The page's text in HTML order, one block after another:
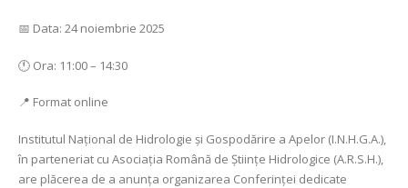
📅 Data: 24 noiembrie 2025
🕚 Ora: 11:00 – 14:30
📍 Format online
Institutul Național de Hidrologie și Gospodărire a Apelor (I.N.H.G.A.),
în parteneriat cu Asociația Română de Științe Hidrologice (A.R.S.H.),
are plăcerea de a anunța organizarea Conferinței dedicate